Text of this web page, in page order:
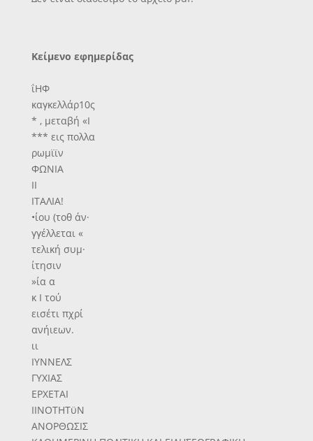
Κείμενο εφημερίδας
ΐΗΦ
καγκελλάρ10ς
* , μεταβή «Ι
*** εις πολλα
ρωμϊϊν
ΦΩΝΙΑ
II
ΙΤΑΛΙΑ!
•ίου (τοθ άν·
γγέλλεται «
τελική συμ·
ίτησιν
»ία α
κ Ι τού
εισέτι πχρί
ανήιεων.
ιι
ΙΥΝΝΕΛΣ
ΓΥΧΙΑΣ
ΕΡΧΕΤΑΙ
ΙΙΝΟΤΗΤϋΝ
ΑΝΟΡΘΩΣΙΣ